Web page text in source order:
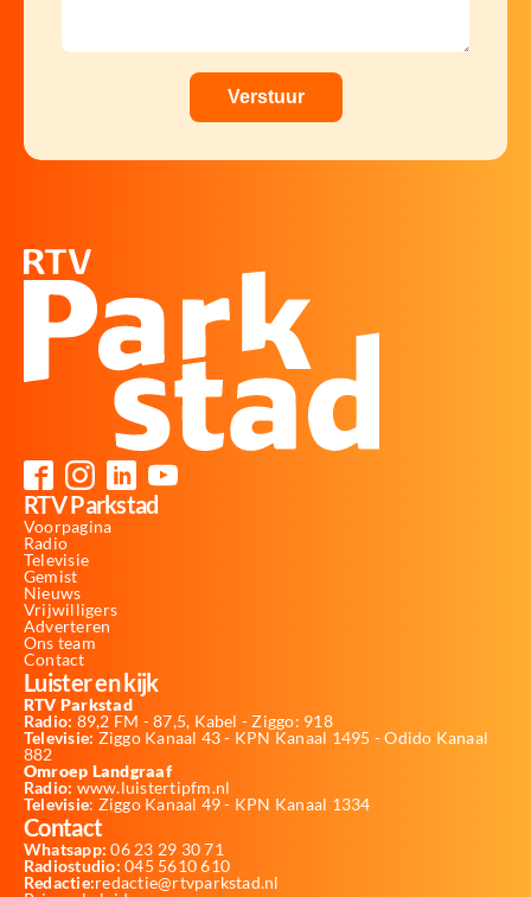
RTV Parkstad
Voorpagina
Radio
Televisie
Gemist
Nieuws
Vrijwilligers
Adverteren
Ons team
Contact
Luister en kijk
RTV Parkstad
Radio: 89,2 FM - 87,5, Kabel - Ziggo: 918
Televisie: Ziggo Kanaal 43 - KPN Kanaal 1495 - Odido Kanaal
882
Omroep Landgraaf
Radio: www.luistertipfm.nl
Televisie: Ziggo Kanaal 49 - KPN Kanaal 1334
Contact
Whatsapp: 06 23 29 30 71
Radiostudio: 045 5610 610
Redactie:redactie@rtvparkstad.nl